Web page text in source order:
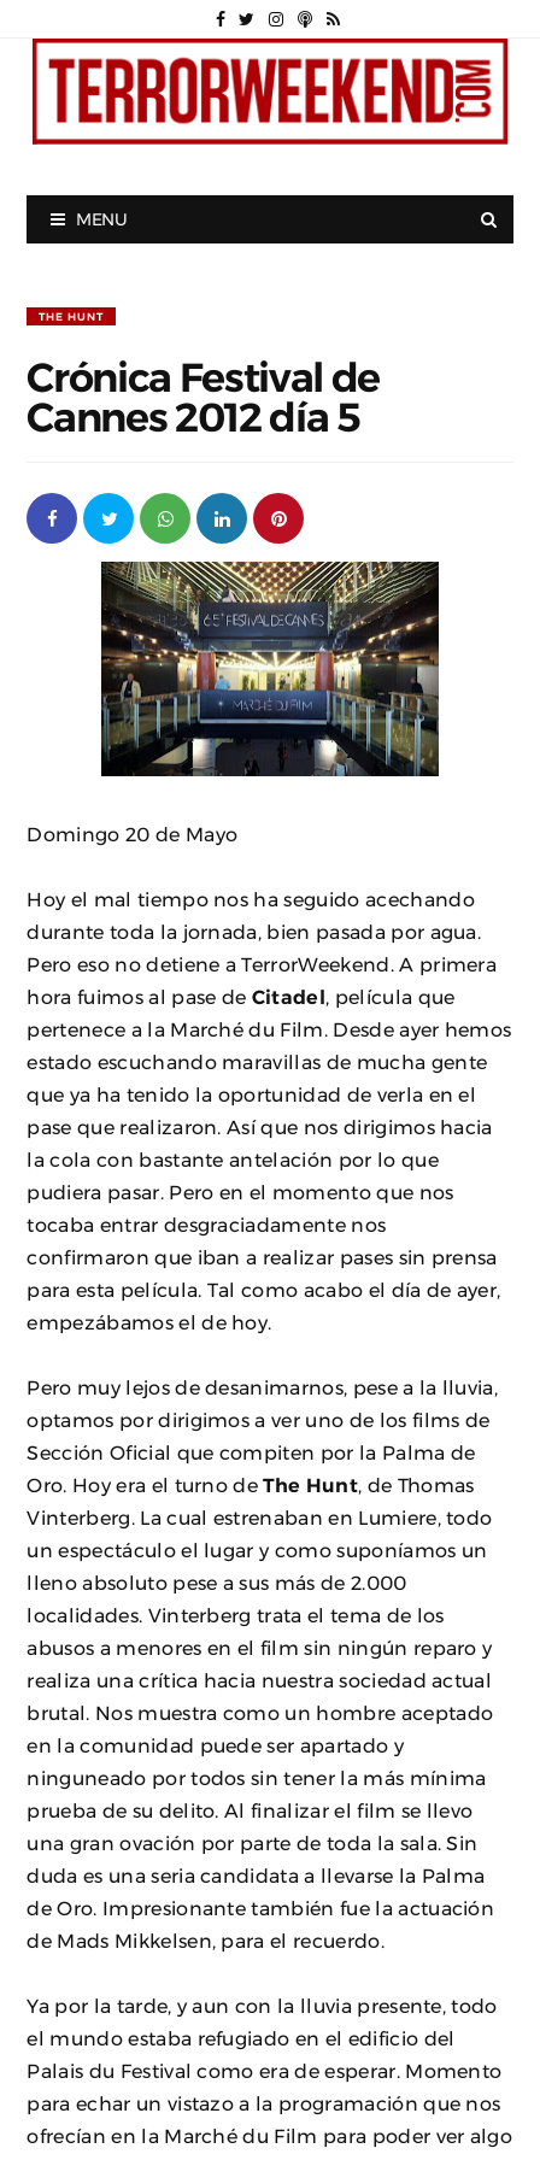
MENU
THE HUNT
Crónica Festival de
Cannes 2012 día 5
Domingo 20 de Mayo
Hoy el mal tiempo nos ha seguido acechando
durante toda la jornada, bien pasada por agua.
Pero eso no detiene a TerrorWeekend. A primera
hora fuimos al pase de Citadel
, película que
pertenece a la Marché du Film. Desde ayer hemos
estado escuchando maravillas de mucha gente
que ya ha tenido la oportunidad de verla en el
pase que realizaron. Así que nos dirigimos hacia
la cola con bastante antelación por lo que
pudiera pasar. Pero en el momento que nos
tocaba entrar desgraciadamente nos
confirmaron que iban a realizar pases sin prensa
para esta película. Tal como acabo el día de ayer,
empezábamos el de hoy.
Pero muy lejos de desanimarnos, pese a la lluvia,
optamos por dirigimos a ver uno de los films de
Sección Oficial que compiten por la Palma de
Oro. Hoy era el turno deThe Hunt, de Thomas
Vinterberg. La cual estrenaban en Lumiere, todo
un espectáculo el lugar y como suponíamos un
lleno absoluto pese a sus más de 2.000
localidades. Vinterberg trata el tema de los
abusos a menores en el film sin ningún reparo y
realiza una crítica hacia nuestra sociedad actual
brutal. Nos muestra como un hombre aceptado
en la comunidad puede ser apartado y
ninguneado por todos sin tener la más mínima
prueba de su delito. Al finalizar el film se llevo
una gran ovación por parte de toda la sala. Sin
duda es una seria candidata a llevarse la Palma
de Oro. Impresionante también fue la actuación
de Mads Mikkelsen, para el recuerdo.
Ya por la tarde, y aun con la lluvia presente, todo
el mundo estaba refugiado en el edificio del
Palais du Festival como era de esperar. Momento
para echar un vistazo a la programación que nos
ofrecían en la Marché du Film para poder ver algo